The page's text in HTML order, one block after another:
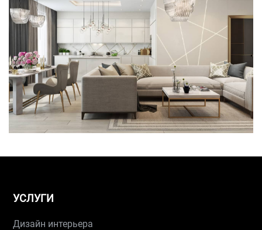
УСЛУГИ
Дизайн интерьера